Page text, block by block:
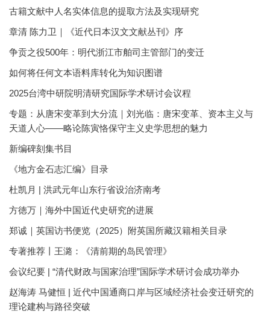
古籍文献中人名实体信息的提取方法及实现研究
章清 陈力卫｜《近代日本汉文文献丛刊》序
争贡之役500年：明代浙江市舶司主管部门的变迁
如何将任何文本语料库转化为知识图谱
2025台湾中研院明清研究国际学术研讨会议程
专题：从唐宋变革到大分流｜刘光临：唐宋变革、资本主义与
天道人心——略论陈寅恪保守主义史学思想的魅力
新编碑刻集书目
《地方金石志汇编》目录
杜凯月 | 洪武元年山东行省设治济南考
方徳万｜海外中国近代史研究的进展
郑诚｜英国访书便览（2025）附英国所藏汉籍相关目录
专著推荐丨王潞：《清前期的岛民管理》
会议纪要 | “清代财政与国家治理”国际学术研讨会成功举办
赵海涛 马健恒 | 近代中国通商口岸与区域经济社会变迁研究的
理论建构与路径突破